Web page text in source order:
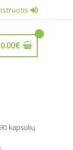
0.00€
kapsulių